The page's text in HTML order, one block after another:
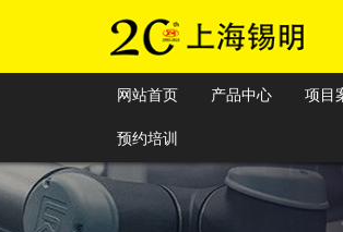
网站首页 产品中心 项目
预约培训